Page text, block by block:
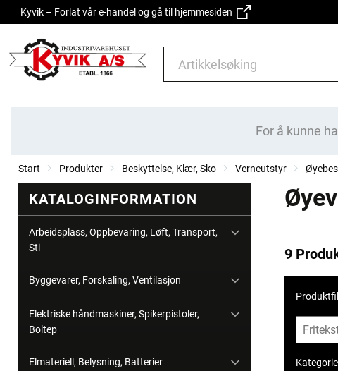
Kyvik – Forlat vår e-handel og gå til hjemmesiden
For å kunne
Start Produkter Beskyttelse, Klær, Sko Verneutstyr
KATALOGINFORMATION
Arbeidsplass, Oppbevaring, Løft, Transport,
Sti
Byggevarer, Forskaling, Ventilasjon
Elektriske håndmaskiner, Spikerpistoler,
Boltep
Elmateriell, Belysning, Batterier
9